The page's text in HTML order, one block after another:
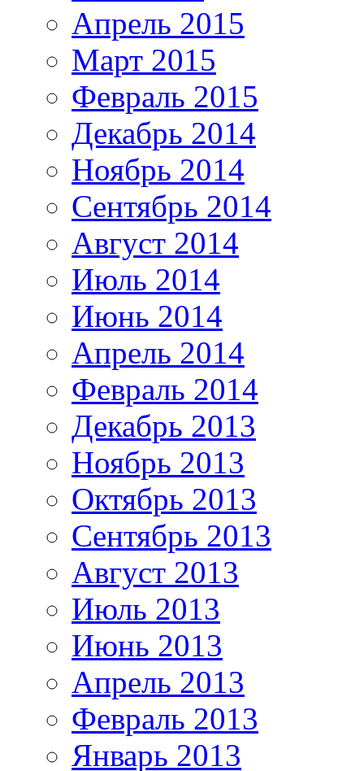
Апрель 2015
Март 2015
Февраль 2015
Декабрь 2014
Ноябрь 2014
Сентябрь 2014
Август 2014
Июль 2014
Июнь 2014
Апрель 2014
Февраль 2014
Декабрь 2013
Ноябрь 2013
Октябрь 2013
Сентябрь 2013
Август 2013
Июль 2013
Июнь 2013
Апрель 2013
Февраль 2013
Январь 2013